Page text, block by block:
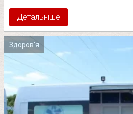
Детальніше
Здоров'я